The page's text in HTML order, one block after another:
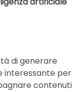
di generare
interessante per
contenuti